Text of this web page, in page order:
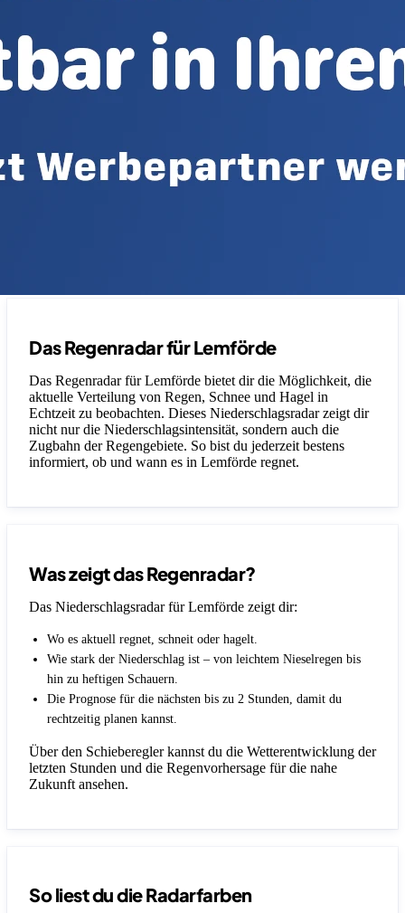
Das Regenradar für Lemförde
Das Regenradar für Lemförde bietet dir die Möglichkeit, die
aktuelle Verteilung von Regen, Schnee und Hagel in
Echtzeit zu beobachten. Dieses Niederschlagsradar zeigt dir
nicht nur die Niederschlagsintensität, sondern auch die
Zugbahn der Regengebiete. So bist du jederzeit bestens
informiert, ob und wann es in Lemförde regnet.
Was zeigt das Regenradar?
Das Niederschlagsradar für Lemförde zeigt dir:
Wo es aktuell regnet, schneit oder hagelt.
Wie stark der Niederschlag ist – von leichtem Nieselregen bis
hin zu heftigen Schauern.
Die Prognose für die nächsten bis zu 2 Stunden, damit du
rechtzeitig planen kannst.
Über den Schieberegler kannst du die Wetterentwicklung der
letzten Stunden und die Regenvorhersage für die nahe
Zukunft ansehen.
So liest du die Radarfarben